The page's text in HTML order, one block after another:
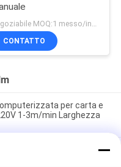
CONTATTO
per carta e
1-3m/min Larghezza
automatica
rotolo e film con